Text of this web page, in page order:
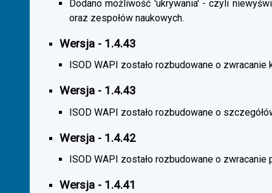
Dodano możliwość 'ukrywania' - czyli
oraz zespołów naukowych.
Wersja - 1.4.43
ISOD WAPI zostało rozbudowane o
Wersja - 1.4.43
ISOD WAPI zostało rozbudowane o
Wersja - 1.4.42
ISOD WAPI zostało rozbudowane o zwracanie
Wersja - 1.4.41